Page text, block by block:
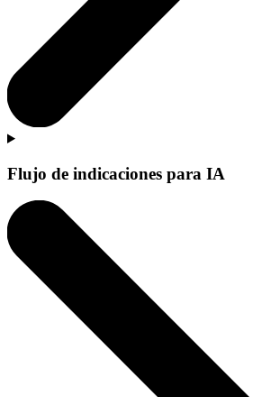
Flujo de indicaciones para IA